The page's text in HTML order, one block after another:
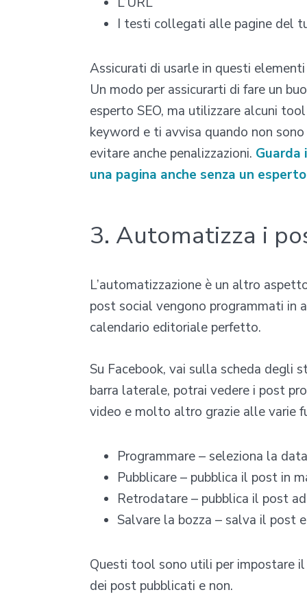
I testi collegati alle pagine del
Assicurati di usarle in questi
Un modo per assicurarti di fare un
esperto SEO, ma utilizzare alcuni
keyword e ti avvisa quando non
evitare anche penalizzazioni. Guarda
una pagina anche senza un
3. Automatizza i
L’automatizzazione è un altro
post social vengono programmati in
calendario editoriale perfetto.
Su Facebook, vai sulla scheda degli
barra laterale, potrai vedere i post
video e molto altro grazie alle varie
Programmare – seleziona la
Pubblicare – pubblica il post in
Retrodatare – pubblica il post
Salvare la bozza – salva il post
Questi tool sono utili per impostare
dei post pubblicati e non.